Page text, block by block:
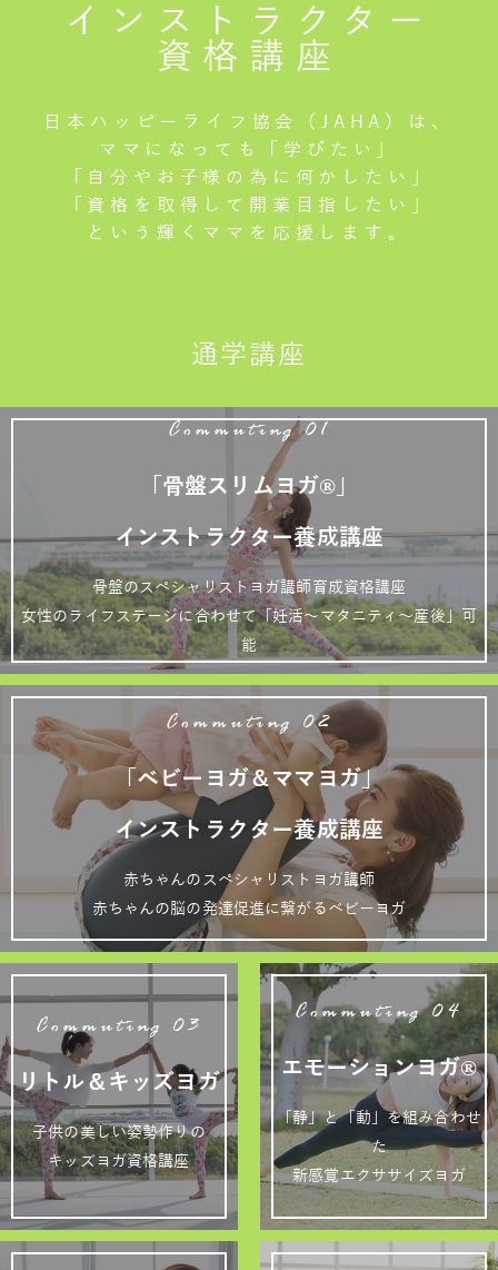
インストラクター
資格講座
日本ハッピーライフ協会（JAHA）は、
ママになっても「学びたい」
「自分やお子様の為に何かしたい」
「資格を取得して開業目指したい」
という輝くママを応援します。
通学講座
Commuting 01
「骨盤スリムヨガ®」
インストラクター養成講座
骨盤のスペシャリストヨガ講師育成資格講座
女性のライフステージに合わせて「妊活～マタニティ～産後」可
能
Commuting 02
「ベビーヨガ＆ママヨガ」
インストラクター養成講座
赤ちゃんのスペシャリストヨガ講師
赤ちゃんの脳の発達促進に繋がるベビーヨガ
Commuting 03
リトル＆キッズヨガ
子供の美しい姿勢作りの
キッズヨガ資格講座
Commuting 04
エモーションヨガ®
「静」と「動」を組み合わせ
た
新感覚エクササイズヨガ